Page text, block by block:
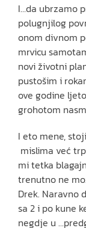
I…da ubrzamo
polugnjilog
onom divnom
mrvicu
novi životni
pustošim i
ove godine
grohotom
I eto mene,
mislima već
mi tetka
trenutno ne
Drek. Naravno
sa 2 i po kune
negdje u